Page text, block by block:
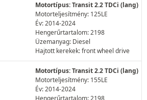
Motortípus: Transit 2.2 TDCi (lang)
Motorteljesítmény: 125LE
Év: 2014-2024
Hengerűrtartalom: 2198
Üzemanyag: Diesel
Hajtott kerekek: front wheel drive
Motortípus: Transit 2.2 TDCi (lang)
Motorteljesítmény: 155LE
Év: 2014-2024
Hengerűrtartalom: 2198